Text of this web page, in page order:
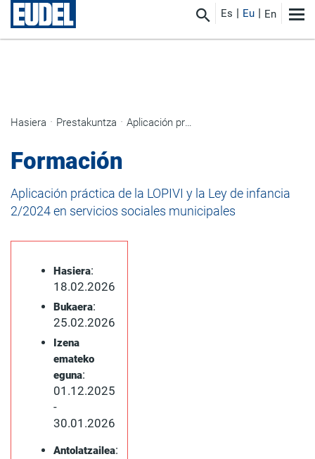
Es Eu En
Hasiera Prestakuntza Aplicación práctica de la LOPIVI y la Ley de infancia 2/2024 en servicios sociales municipales
Formación
Aplicación práctica de la LOPIVI y la Ley de infancia
2/2024 en servicios sociales municipales
Hasiera:
18.02.2026
Bukaera:
25.02.2026
Izena
emateko
eguna:
01.12.2025
-
30.01.2026
Antolatzailea: